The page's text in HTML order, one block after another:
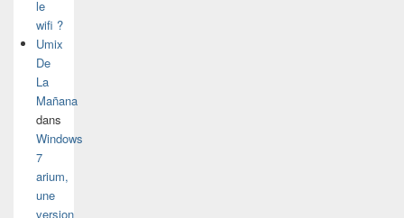
le
wifi ?
Umix
De
La
Mañana
dans
Windows
7
arium,
une
version